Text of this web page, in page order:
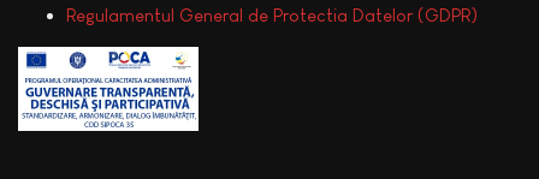
Regulamentul General de Protectia Datelor (GDPR)